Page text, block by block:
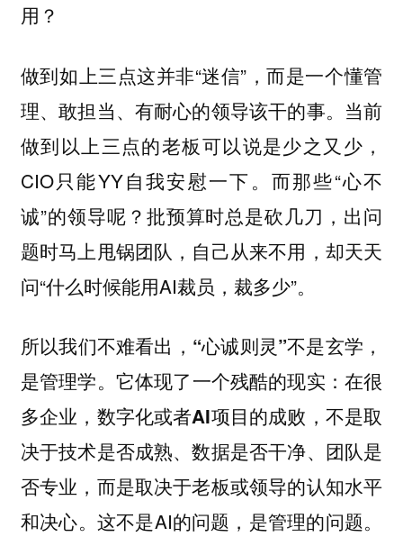
用？
做到如上三点这并非“迷信”，而是一个懂管
理、敢担当、有耐心的领导该干的事。当前
做到以上三点的老板可以说是少之又少，
CIO只能YY自我安慰一下。而那些“心不
诚”的领导呢？批预算时总是砍几刀，出问
题时马上甩锅团队，自己从来不用，却天天
问“什么时候能用AI裁员，裁多少”。
所以我们不难看出， “心诚则灵”不是玄学，
是管理学。它体现了一个残酷的现实： 在很
多企业，数字化或者AI项目的成败，不是取
决于技术是否成熟、数据是否干净、团队是
否专业，而是取决于老板或领导的认知水平
和决心。 这不是AI的问题，是管理的问题。